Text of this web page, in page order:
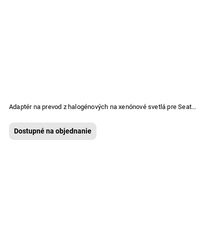
Adaptér na prevod z halogénových na xenónové svetlá pre Seat...
Dostupné na objednanie